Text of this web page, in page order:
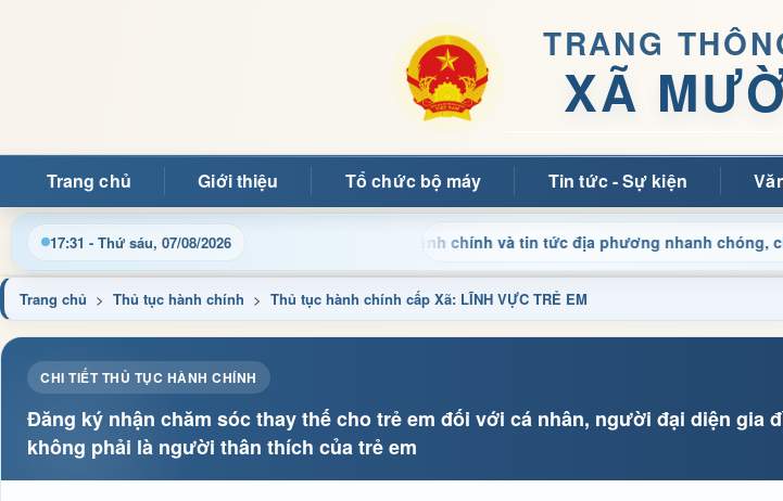
TRANG
XÃ
Trang chủ Giới thiệu Tổ chức bộ máy Tin tức - Sự kiện
17:31 - Thứ sáu, 07/08/2026
Cập nhật thông tin điều hành, thủ tục hành chính và tin tức địa phương nhanh chóng, chính xác
Trang chủ > Thủ tục hành chính > Thủ tục hành chính cấp Xã: LĨNH VỰC TRẺ EM
CHI TIẾT THỦ TỤC HÀNH CHÍNH
Đăng ký nhận chăm sóc thay thế cho trẻ em đối với cá nhân, người đại diện gia
không phải là người thân thích của trẻ em